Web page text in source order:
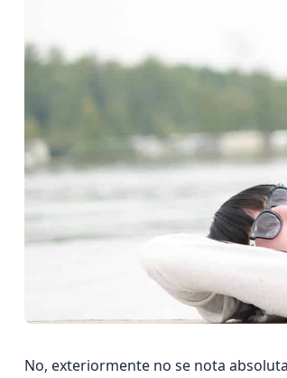
No, exteriormente no se nota